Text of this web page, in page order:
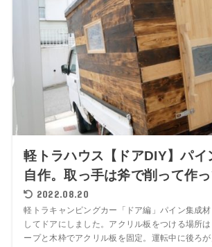
軽トラハウス【ドアDIY】パイ
自作。取っ手は斧で削って作っ
2022.08.20
軽トラキャンピングカー「ドア編」パイン集成
してドアにしました。アクリル板をつける場所
ープと木枠でアクリル板を固定。運転中に後ろ